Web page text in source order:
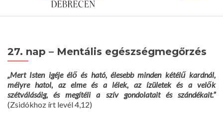
27. nap – Mentális egészségmegőrzés
„Mert Isten igéje élő és ható, élesebb minden kétélű kardnál,
mélyre hatol, az elme és a lélek, az ízületek és a velők
szétválásáig, és megítéli a szív gondolatait és szándékait.”
(Zsidókhoz írt levél 4,12)